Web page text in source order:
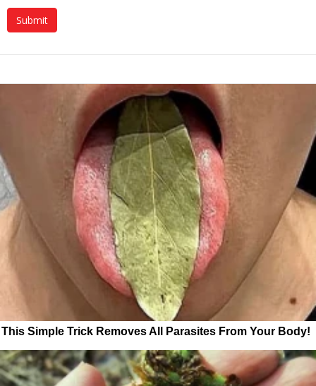
This Simple Trick Removes All Parasites From Your Body!